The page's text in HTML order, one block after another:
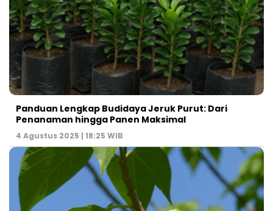
Panduan Lengkap Budidaya Jeruk Purut: Dari
Penanaman hingga Panen Maksimal
4 Agustus 2025 | 18:25 WIB